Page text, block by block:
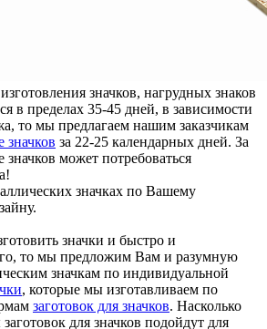
значков, нагрудных знаков
в пределах 35-45 дней, в зависимости
то мы предлагаем нашим заказчикам
значков за 22-25 календарных дней. За
значков может потребоваться
значках по Вашему
значки и быстро и
то мы предложим Вам и разумную
значкам по индивидуальной
, которые мы изготавливаем по
заготовок для значков. Насколько
для значков подойдут для